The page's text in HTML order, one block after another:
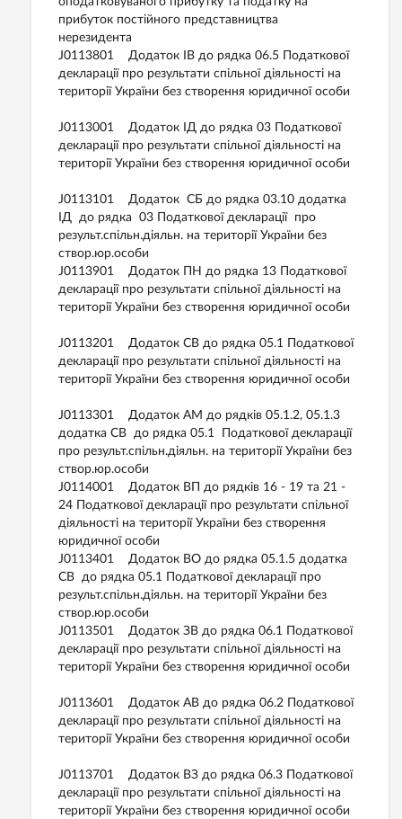
прибуток постійного представництва
нерезидента
J0113801 Додаток ІВ до рядка 06.5 Податкової
декларації про результати спільної діяльності на
території України без створення юридичної особи
J0113001 Додаток ІД до рядка 03 Податкової
декларації про результати спільної діяльності на
території України без створення юридичної особи
J0113101 Додаток СБ до рядка 03.10 додатка
ІД до рядка 03 Податкової декларації про
результ.спільн.діяльн. на території України без
створ.юр.особи
J0113901 Додаток ПН до рядка 13 Податкової
декларації про результати спільної діяльності на
території України без створення юридичної особи
J0113201 Додаток СВ до рядка 05.1 Податкової
декларації про результати спільної діяльності на
території України без створення юридичної особи
J0113301 Додаток AM до рядків 05.1.2, 05.1.3
додатка СВ до рядка 05.1 Податкової декларації
про результ.спільн.діяльн. на території України без
створ.юр.особи
J0114001 Додаток ВП до рядків 16 - 19 та 21 -
24 Податкової декларації про результати спільної
діяльності на території України без створення
юридичної особи
J0113401 Додаток ВО до рядка 05.1.5 додатка
СВ до рядка 05.1 Податкової декларації про
результ.спільн.діяльн. на території України без
створ.юр.особи
J0113501 Додаток ЗВ до рядка 06.1 Податкової
декларації про результати спільної діяльності на
території України без створення юридичної особи
J0113601 Додаток АВ до рядка 06.2 Податкової
декларації про результати спільної діяльності на
території України без створення юридичної особи
J0113701 Додаток ВЗ до рядка 06.3 Податкової
декларації про результати спільної діяльності на
території України без створення юридичної особи